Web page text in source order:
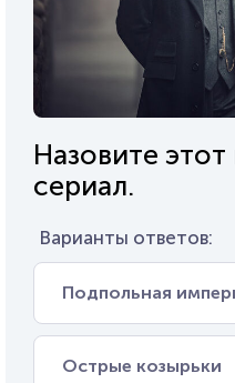
Назовите
сериал.
Варианты ответов:
Подпольная
Острые козырьки